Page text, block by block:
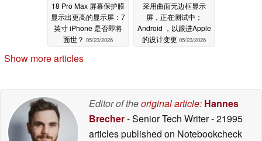
18 Pro Max 屏幕保护膜
显示出更高的显示屏：7
英寸 iPhone 是否即将
面世？ 05/23/2026
采用曲面无边框显示
屏，正在测试中；
Android ，以跟进Apple
的设计变更 05/23/2026
Show more articles
Editor of theoriginal article: Hannes
Brecher- Senior Tech Writer- 21995
articles published on Notebookcheck